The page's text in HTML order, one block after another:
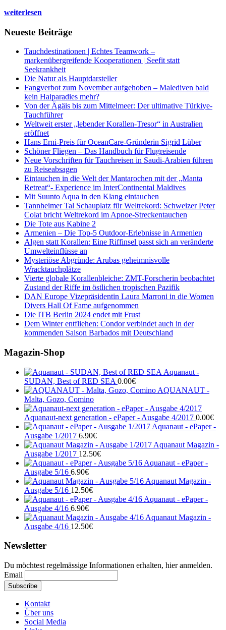
weiterlesen
Neueste Beiträge
Tauchdestinationen | Echtes Teamwork –
markenübergreifende Kooperationen | Seefit statt
Seekrankheit
Die Natur als Hauptdarsteller
Fangverbot zum November aufgehoben – Malediven bald
kein Haiparadies mehr?
Von der Ägäis bis zum Mittelmeer: Der ultimative Türkiye-
Tauchführer
Weltweit erster „lebender Korallen-Tresor“ in Australien
eröffnet
Hans Erni-Preis für OceanCare-Gründerin Sigrid Lüber
Schöner Fliegen – Das Handbuch für Flugreisende
Neue Vorschriften für Tauchreisen in Saudi-Arabien führen
zu Reiseabsagen
Eintauchen in die Welt der Mantarochen mit der „Manta
Retreat“- Experience im InterContinental Maldives
Mit Suunto Aqua in den Klang eintauchen
Tannheimer Tal Schauplatz für Weltrekord: Schweizer Peter
Colat bricht Weltrekord im Apnoe-Streckentauchen
Die Tote aus Kabine 2
Armenien – Die Top-5 Outdoor-Erlebnisse in Armenien
Algen statt Korallen: Eine Riffinsel passt sich an veränderte
Umwelteinflüsse an
Mysteriöse Abgründe: Arubas geheimnisvolle
Wracktauchplätze
Vierte globale Korallenbleiche: ZMT-Forscherin beobachtet
Zustand der Riffe im östlichen tropischen Pazifik
DAN Europe Vizepräsidentin Laura Marroni in die Women
Divers Hall Of Fame aufgenommen
Die ITB Berlin 2024 endet mit Frust
Dem Winter entfliehen: Condor verbindet auch in der
kommenden Saison Barbados mit Deutschland
Magazin-Shop
Aquanaut -
SUDAN, Best of RED SEA 0.00€
AQUANAUT -
Malta, Gozo, Comino
Aquanaut-next generation - ePaper - Ausgabe 4/2017 0.00€
Aquanaut - ePaper -
Ausgabe 1/2017 6.90€
Aquanaut Magazin -
Ausgabe 1/2017 12.50€
Aquanaut - ePaper -
Ausgabe 5/16 6.90€
Aquanaut Magazin -
Ausgabe 5/16 12.50€
Aquanaut - ePaper -
Ausgabe 4/16 6.90€
Aquanaut Magazin -
Ausgabe 4/16 12.50€
Newsletter
Du möchtest regelmässige Informationen erhalten, hier anmelden.
Email
Kontakt
Über uns
Social Media